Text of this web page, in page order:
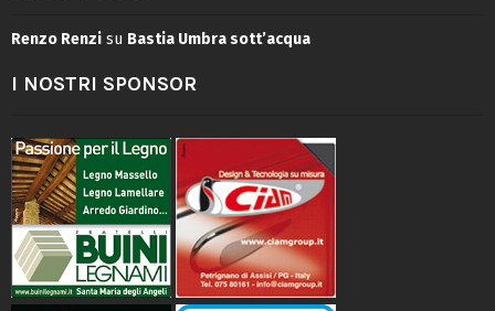
Renzo Renzi su Bastia Umbra sott’acqua
I NOSTRI SPONSOR